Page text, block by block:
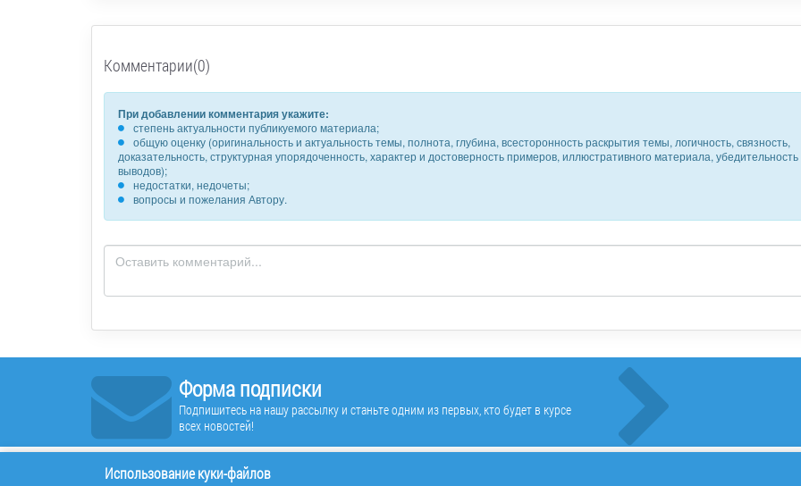
Комментарии(0)
При добавлении комментария укажите:
степень актуальности публикуемого материала;
общую оценку (оригинальность и актуальность темы, полнота, глубина, всесторонность раскрытия темы, логичность, связность,
доказательность, структурная упорядоченность, характер и достоверность примеров, иллюстративного материала, убедительность
выводов);
недостатки, недочеты;
вопросы и пожелания Автору.
Форма подписки
Подпишитесь на нашу рассылку и станьте одним из первых, кто будет в курсе
всех новостей!
Использование куки-файлов